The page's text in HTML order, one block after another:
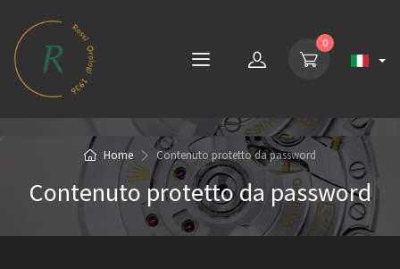
0
Home Contenuto protetto da password
Contenuto protetto da password